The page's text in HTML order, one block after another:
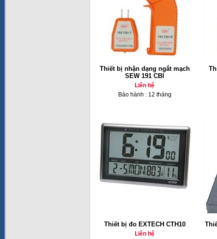
Thiết bị nhận dạng ngắt mạch
SEW 191 CBI
Liên hệ
Bảo hành : 12 tháng
Thiết bị đo EXTECH CTH10
Liên hệ